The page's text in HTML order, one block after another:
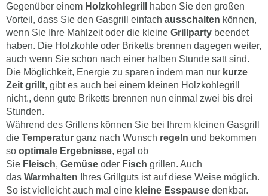
Gegenüber einem Holzkohlegrill
haben Sie den großen
Vorteil, dass Sie den Gasgrill einfach ausschalten können,
wenn Sie Ihre Mahlzeit oder die kleine Grillparty beendet
haben. Die Holzkohle oder Briketts brennen dagegen weiter,
auch wenn Sie schon nach einer halben Stunde satt sind.
Die Möglichkeit, Energie zu sparen indem man nur kurze
Zeit grillt, gibt es auch bei einem kleinen Holzkohlegrill
nicht., denn gute Briketts brennen nun einmal zwei bis drei
Stunden.
Während des Grillens können Sie bei Ihrem kleinen Gasgrill
die Temperatur ganz nach Wunsch regeln und bekommen
so optimale Ergebnisse, egal ob
Sie Fleisch, Gemüse oder Fisch grillen. Auch
das Warmhalten Ihres Grillguts ist auf diese Weise möglich.
So ist vielleicht auch mal eine kleine Esspause denkbar.